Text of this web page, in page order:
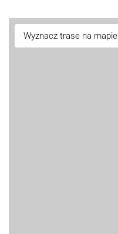
Wyznacz trase na mapie